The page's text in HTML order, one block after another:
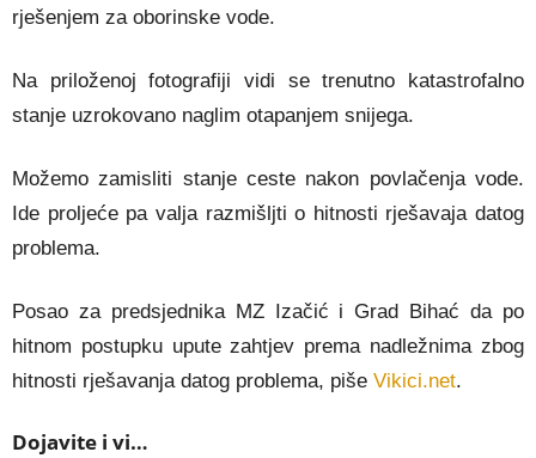
rješenjem za oborinske vode.
Na priloženoj fotografiji vidi se trenutno katastrofalno
stanje uzrokovano naglim otapanjem snijega.
Možemo zamisliti stanje ceste nakon povlačenja vode.
Ide proljeće pa valja razmišljti o hitnosti rješavaja datog
problema.
Posao za predsjednika MZ Izačić i Grad Bihać da po
hitnom postupku upute zahtjev prema nadležnima zbog
hitnosti rješavanja datog problema, piše Vikici.net.
Dojavite i vi…